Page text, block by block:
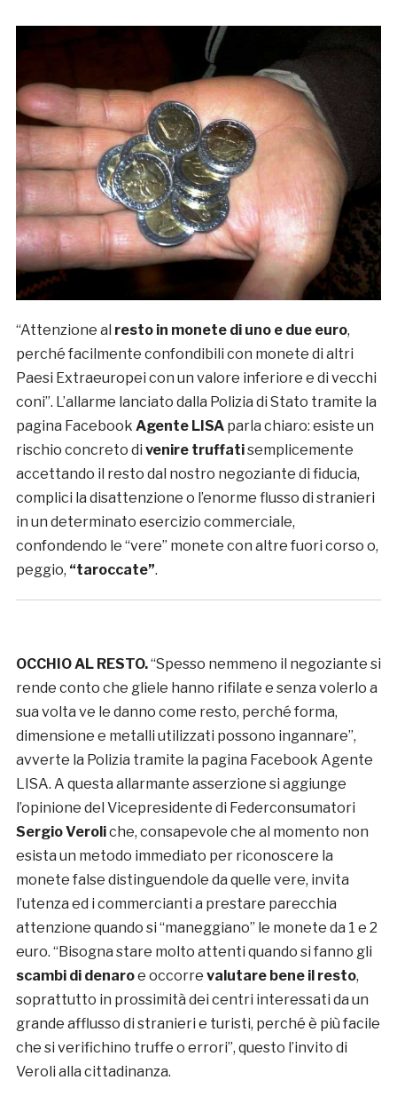
“Attenzione al resto in monete di uno e due euro,
perché facilmente confondibili con monete di altri
Paesi Extraeuropei con un valore inferiore e di vecchi
coni”. L’allarme lanciato dalla Polizia di Stato tramite la
pagina Facebook Agente LISAparla chiaro: esiste un
rischio concreto di venire truffatisemplicemente
accettando il resto dal nostro negoziante di fiducia,
complici la disattenzione o l’enorme flusso di stranieri
in un determinato esercizio commerciale,
confondendo le “vere” monete con altre fuori corso o,
peggio, “taroccate”.
OCCHIO AL RESTO.“Spesso nemmeno il negoziante si
rende conto che gliele hanno rifilate e senza volerlo a
sua volta ve le danno come resto, perché forma,
dimensione e metalli utilizzati possono ingannare”,
avverte la Polizia tramite la pagina Facebook Agente
LISA. A questa allarmante asserzione si aggiunge
l’opinione del Vicepresidente di Federconsumatori
Sergio Veroliche, consapevole che al momento non
esista un metodo immediato per riconoscere la
monete false distinguendole da quelle vere, invita
l’utenza ed i commercianti a prestare parecchia
attenzione quando si “maneggiano” le monete da 1 e 2
euro. “Bisogna stare molto attenti quando si fanno gli
scambi di denaroe occorre valutare bene il resto,
soprattutto in prossimità dei centri interessati da un
grande afflusso di stranieri e turisti, perché è più facile
che si verifichino truffe o errori”, questo l’invito di
Veroli alla cittadinanza.